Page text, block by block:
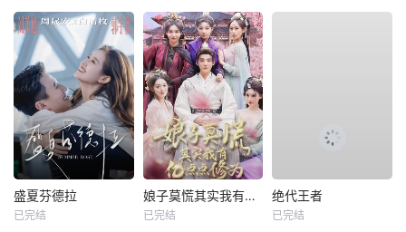
盛夏芬德拉
已完结
娘子莫慌其实我有亿点点修为
已完结
绝代王者
已完结